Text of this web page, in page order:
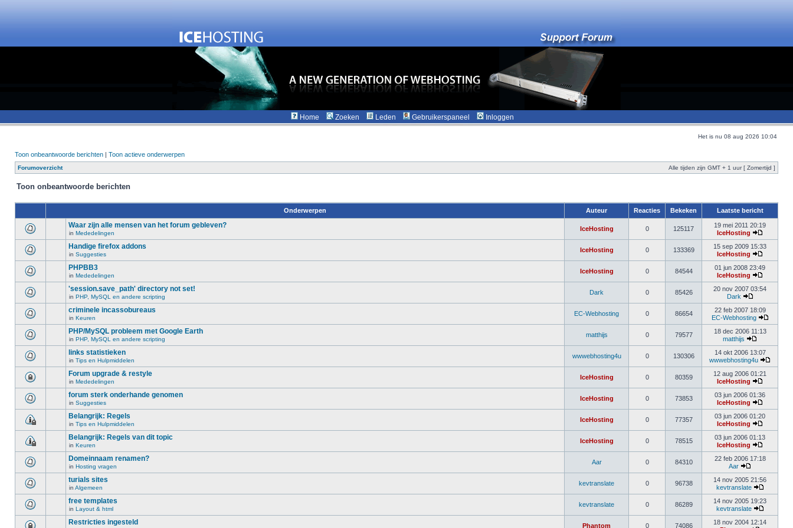
Home Zoeken Leden Gebruikerspaneel Inloggen
Het is nu 08 aug 2026 10:04
Toon onbeantwoorde berichten | Toon actieve onderwerpen
Forumoverzicht Alle tijden zijn GMT + 1 uur [ Zomertijd ]
Toon onbeantwoorde berichten
Onderwerpen Auteur Reacties Bekeken Laatste bericht
Waar zijn alle mensen van het forum gebleven?
in Mededelingen
IceHosting 0 125117
19 mei 2011 20:19
IceHosting
Handige firefox addons
in Suggesties
IceHosting 0 133369
15 sep 2009 15:33
IceHosting
PHPBB3
in Mededelingen
IceHosting 0 84544
01 jun 2008 23:49
IceHosting
'session.save_path' directory not set!
in PHP, MySQL en andere scripting
Dark 0 85426
20 nov 2007 03:54
Dark
criminele incassobureaus
in Keuren
EC-Webhosting 0 86654
22 feb 2007 18:09
EC-Webhosting
PHP/MySQL probleem met Google Earth
in PHP, MySQL en andere scripting
matthijs 0 79577
18 dec 2006 11:13
matthijs
links statistieken
in Tips en Hulpmiddelen
wwwebhosting4u 0 130306
14 okt 2006 13:07
wwwebhosting4u
Forum upgrade & restyle
in Mededelingen
IceHosting 0 80359
12 aug 2006 01:21
IceHosting
forum sterk onderhande genomen
in Suggesties
IceHosting 0 73853
03 jun 2006 01:36
IceHosting
Belangrijk: Regels
in Tips en Hulpmiddelen
IceHosting 0 77357
03 jun 2006 01:20
IceHosting
Belangrijk: Regels van dit topic
in Keuren
IceHosting 0 78515
03 jun 2006 01:13
IceHosting
Domeinnaam renamen?
in Hosting vragen
Aar 0 84310
22 feb 2006 17:18
Aar
turials sites
in Algemeen
kevtranslate 0 96738
14 nov 2005 21:56
kevtranslate
free templates
in Layout & html
kevtranslate 0 86289
14 nov 2005 19:23
kevtranslate
Restricties ingesteld Phantom 0 74086
18 nov 2004 12:14